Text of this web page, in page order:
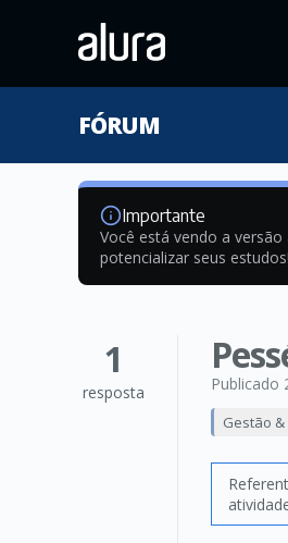
FÓRUM
Importante
Você está vendo a
potencializar seus estudos!
1
resposta Publicado
Gestão